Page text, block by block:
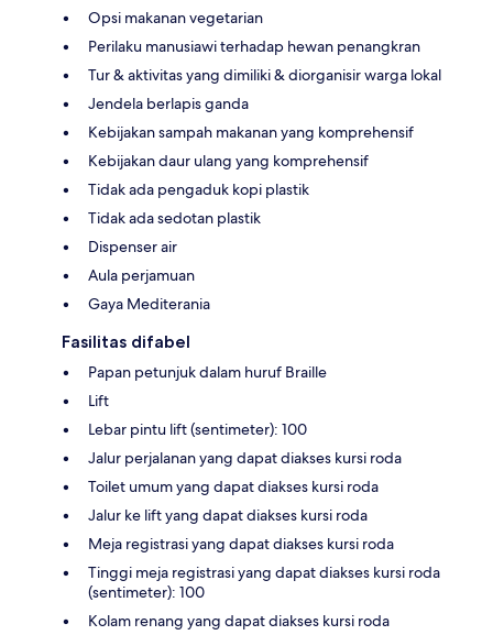
Opsi makanan vegetarian
Perilaku manusiawi terhadap hewan penangkran
Tur & aktivitas yang dimiliki & diorganisir warga lokal
Jendela berlapis ganda
Kebijakan sampah makanan yang komprehensif
Kebijakan daur ulang yang komprehensif
Tidak ada pengaduk kopi plastik
Tidak ada sedotan plastik
Dispenser air
Aula perjamuan
Gaya Mediterania
Fasilitas difabel
Papan petunjuk dalam huruf Braille
Lift
Lebar pintu lift (sentimeter): 100
Jalur perjalanan yang dapat diakses kursi roda
Toilet umum yang dapat diakses kursi roda
Jalur ke lift yang dapat diakses kursi roda
Meja registrasi yang dapat diakses kursi roda
Tinggi meja registrasi yang dapat diakses kursi roda
(sentimeter): 100
Kolam renang yang dapat diakses kursi roda